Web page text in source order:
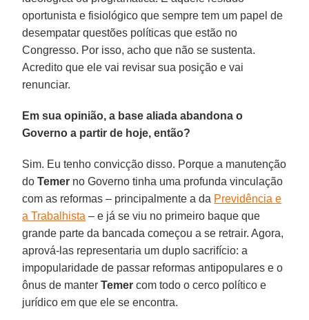
oportunista e fisiológico que sempre tem um papel de
desempatar questões políticas que estão no
Congresso. Por isso, acho que não se sustenta.
Acredito que ele vai revisar sua posição e vai
renunciar.
Em sua opinião, a base aliada abandona o
Governo a partir de hoje, então?
Sim. Eu tenho convicção disso. Porque a manutenção
doTemer no Governo tinha uma profunda vinculação
com as reformas – principalmente a da Previdência e
a Trabalhista – e já se viu no primeiro baque que
grande parte da bancada começou a se retrair. Agora,
aprová-las representaria um duplo sacrifício: a
impopularidade de passar reformas antipopulares e o
ônus de manterTemer com todo o cerco político e
jurídico em que ele se encontra.